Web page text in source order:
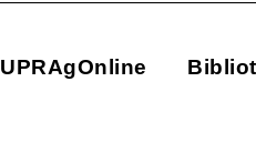
UPRAgOnline